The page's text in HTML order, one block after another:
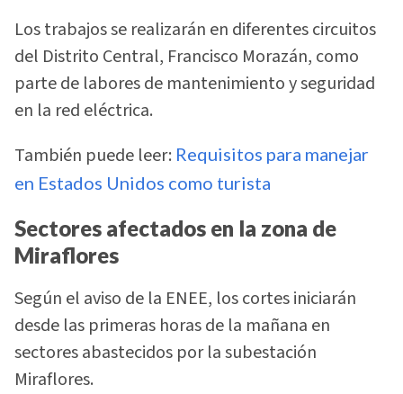
Los trabajos se realizarán en diferentes circuitos
del Distrito Central, Francisco Morazán, como
parte de labores de mantenimiento y seguridad
en la red eléctrica.
También puede leer: Requisitos para manejar
en Estados Unidos como turista
Sectores afectados en la zona de
Miraflores
Según el aviso de la ENEE, los cortes iniciarán
desde las primeras horas de la mañana en
sectores abastecidos por la subestación
Miraflores.